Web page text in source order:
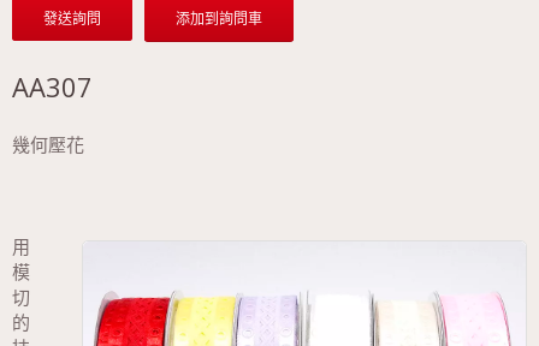
發送詢問 添加到詢問車
AA307
幾何壓花
用
模
切
的